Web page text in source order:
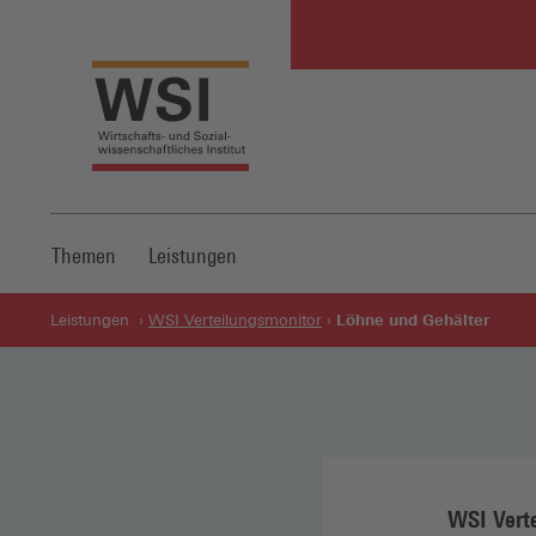
Themen Leistungen
Leistungen WSI Verteilungsmonitor Löhne und Gehälter
WSI